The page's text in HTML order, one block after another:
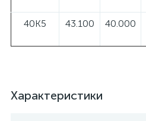
40К5 43.100 40.000
Характеристики